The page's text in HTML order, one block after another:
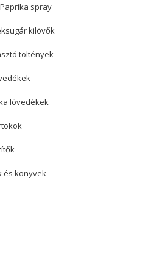
spray
kilövők
töltények
lövedékek
és könyvek